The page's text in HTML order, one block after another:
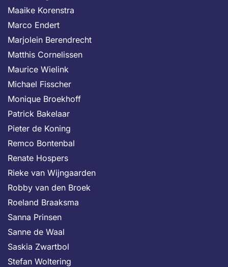
Maaike Korenstra
Marco Endert
Marjolein Berendrecht
Matthis Cornelissen
Maurice Wielink
Michael Fisscher
Monique Broekhoff
Patrick Bakelaar
Pieter de Koning
Remco Bontenbal
Renate Hospers
Rieke van Wijngaarden
Robby van den Broek
Roeland Braaksma
Sanna Prinsen
Sanne de Waal
Saskia Zwartbol
Stefan Woltering